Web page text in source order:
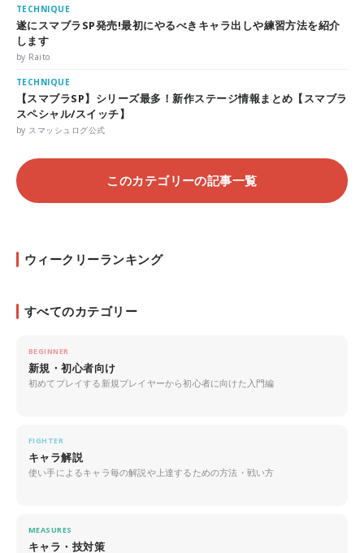
TECHNIQUE
遂にスマブラSP発売!最初にやるべきキャラ出しや練習方法を紹介
します
by Raito
TECHNIQUE
【スマブラSP】シリーズ最多！新作ステージ情報まとめ【スマブラ
スペシャル/スイッチ】
by スマッシュログ公式
このカテゴリーの記事一覧
ウィークリーランキング
すべてのカテゴリー
BEGINNER
新規・初心者向け
初めてプレイする新規プレイヤーから初心者に向けた入門編
FIGHTER
キャラ解説
使い手によるキャラ毎の解説や上達するための方法・戦い方
MEASURES
キャラ・技対策